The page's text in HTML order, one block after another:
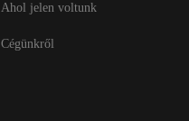
Ahol jelen voltunk
Cégünkről